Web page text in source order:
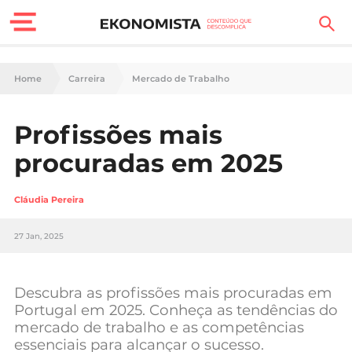
Finanças Pessoais
Carreira
Casa
Tecnologia
Negócios
Home Carreira Mercado de Trabalho
Profissões mais
procuradas em 2025
Cláudia Pereira
27 Jan, 2025
Descubra as profissões mais procuradas em
Portugal em 2025. Conheça as tendências do
mercado de trabalho e as competências
essenciais para alcançar o sucesso.